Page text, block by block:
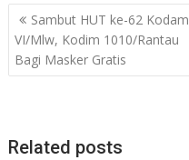
Post
navigation
Sambut HUT ke-62 Kodam
VI/Mlw, Kodim 1010/Rantau
Bagi Masker Gratis
Related posts